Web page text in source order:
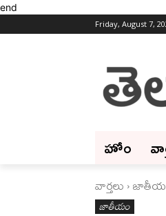
end
Friday, August 7,
హోం
వార్తలు
జాతీయం